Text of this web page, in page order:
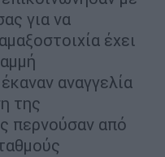
για να
έχει
αναγγελία
της
περνούσαν από